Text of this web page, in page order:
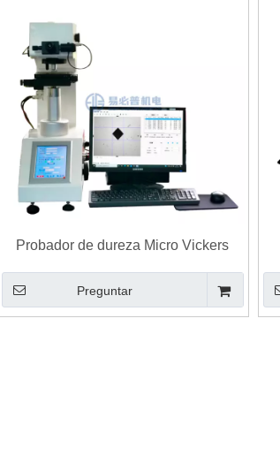
Probador de dureza Micro Vickers
completamente automático
Preguntar